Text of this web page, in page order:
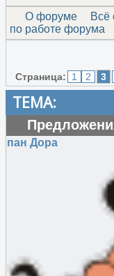
О форуме Всё
по работе форума
Страница: 1 2 3
ТЕМА:
пан Дора